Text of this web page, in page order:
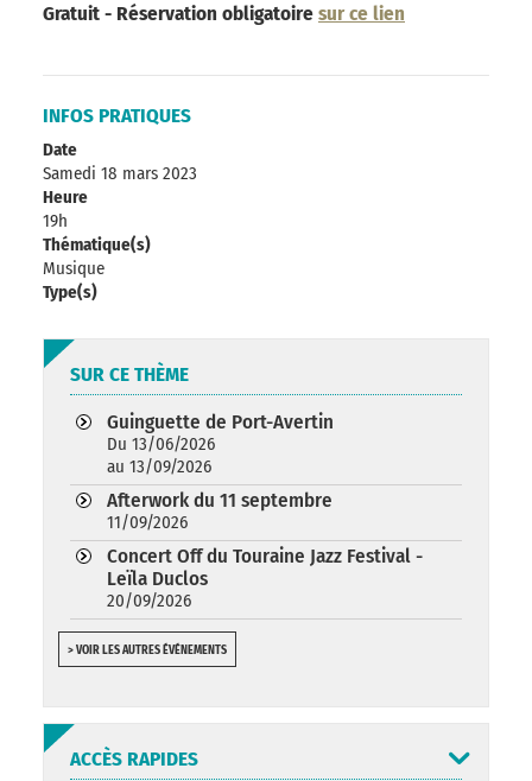
Gratuit - Réservation obligatoiresur ce lien
INFOS PRATIQUES
Date
Samedi 18 mars 2023
Heure
19h
Thématique(s)
Musique
Type(s)
SUR CE THÈME
Guinguette de Port-Avertin
Du 13/06/2026
au 13/09/2026
Afterwork du 11 septembre
11/09/2026
Concert Off du Touraine Jazz Festival -
Leïla Duclos
20/09/2026
> VOIR LES AUTRES ÉVÉNEMENTS
ACCÈS RAPIDES